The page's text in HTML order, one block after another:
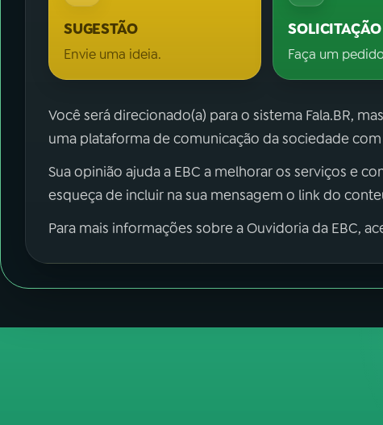
SUGESTÃO
Envie uma ideia.
SOLICITAÇÃO
Faça um
Você será direcionado(a) para o sistema Fala.BR,
uma plataforma de comunicação da sociedade
Sua opinião ajuda a EBC a melhorar os serviços e
esqueça de incluir na sua mensagem o link do
Para mais informações sobre a Ouvidoria da EBC,